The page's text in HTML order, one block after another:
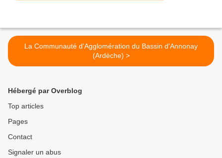
La Communauté d'Agglomération du Bassin d'Annonay
(Ardèche) >
Hébergé par Overblog
Top articles
Pages
Contact
Signaler un abus